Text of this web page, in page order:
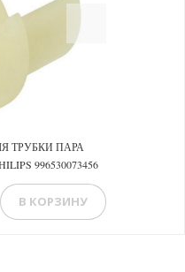
ТРУБКИ ПАРА
996530073456
В КОРЗИНУ